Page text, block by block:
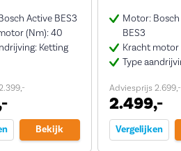
Active BES3
(Nm): 40
Ketting
Bekijk
Motor:
BES3
Kracht motor
Type
Adviesprijs 2.699,-
2.499,-
Vergelijken